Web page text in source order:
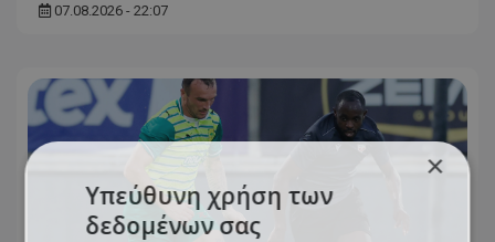
07.08.2026 - 22:07
×
Υπεύθυνη χρήση των
δεδομένων σας